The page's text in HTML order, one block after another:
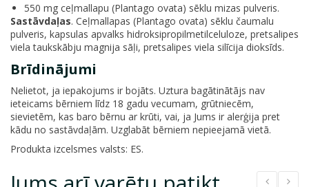
550 mg ceļmallapu (Plantago ovata) sēklu mizas pulveris.
Sastāvdaļas. Ceļmallapas (Plantago ovata) sēklu čaumalu
pulveris, kapsulas apvalks hidroksipropilmetilceluloze, pretsalipes
viela taukskābju magnija sāļi, pretsalipes viela silīcija dioksīds.
Brīdinājumi
Nelietot, ja iepakojums ir bojāts. Uztura bagātinātājs nav
ieteicams bērniem līdz 18 gadu vecumam, grūtniecēm,
sievietēm, kas baro bērnu ar krūti, vai, ja Jums ir alerģija pret
kādu no sastāvdaļām. Uzglabāt bērniem nepieejamā vietā.
Produkta izcelsmes valsts: ES.